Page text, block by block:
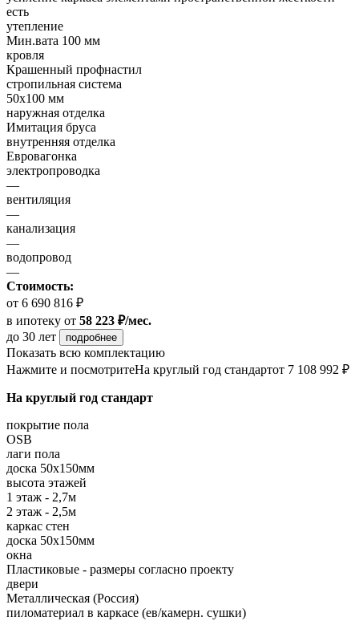
есть
утепление
Мин.вата 100 мм
кровля
Крашенный профнастил
стропильная система
50х100 мм
наружная отделка
Имитация бруса
внутренняя отделка
Евровагонка
электропроводка
—
вентиляция
—
канализация
—
водопровод
—
Стоимость:
от 6 690 816 ₽
в ипотеку от 58 223 ₽/мес.
до 30 лет
подробнее
Показать всю комплектацию
Нажмите и посмотритеНа круглый год стандартот 7 108 992 ₽
На круглый год стандарт
покрытие пола
OSB
лаги пола
доска 50х150мм
высота этажей
1 этаж - 2,7м
2 этаж - 2,5м
каркас стен
доска 50х150мм
окна
Пластиковые - размеры согласно проекту
двери
Металлическая (Россия)
пиломатериал в каркасе (ев/камерн. сушки)